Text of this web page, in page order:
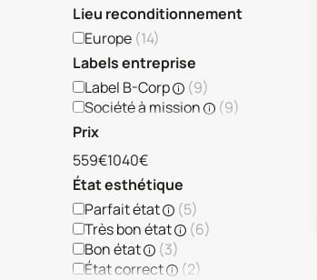
Lieu reconditionnement
Europe (14)
Labels entreprise
Label B-Corp
(9)
Société à mission
(9)
Prix
559€1040€
État esthétique
Parfait état
(5)
Très bon état
(6)
Bon état
(3)
État correct
(2)